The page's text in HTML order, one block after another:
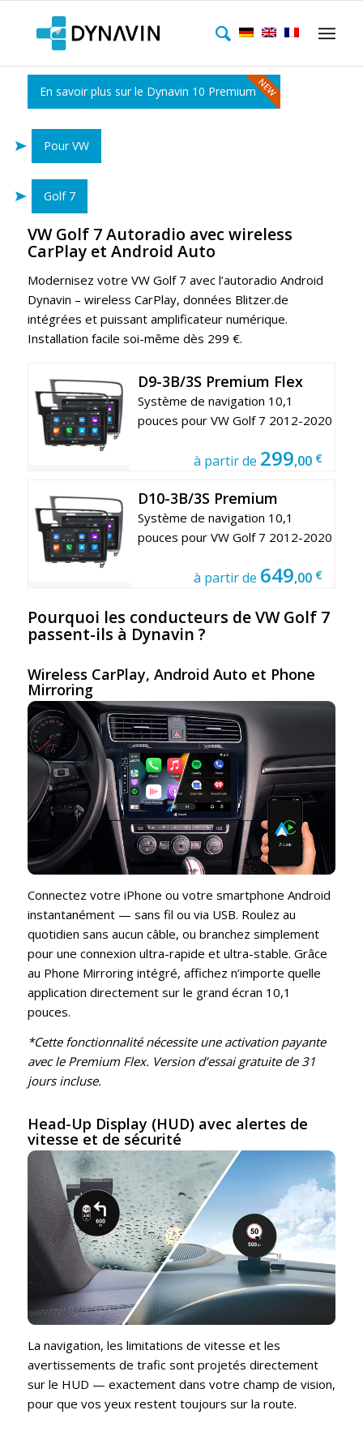
En savoir plus sur le Dynavin 10 Premium
Pour VW
Golf 7
VW Golf 7 Autoradio avec wireless
CarPlay et Android Auto
Modernisez votre VW Golf 7 avec l’autoradio Android
Dynavin – wireless CarPlay, données Blitzer.de
intégrées et puissant amplificateur numérique.
Installation facile soi-même dès 299 €.
D9-3B/3S Premium Flex
Système de navigation 10,1
pouces pour VW Golf 7 2012-2020
à partir de 299,00 €
D10-3B/3S Premium
Système de navigation 10,1
pouces pour VW Golf 7 2012-2020
à partir de 649,00 €
Pourquoi les conducteurs de VW Golf 7
passent-ils à Dynavin ?
Wireless CarPlay, Android Auto et Phone
Mirroring
Connectez votre iPhone ou votre smartphone Android
instantanément — sans fil ou via USB. Roulez au
quotidien sans aucun câble, ou branchez simplement
pour une connexion ultra-rapide et ultra-stable. Grâce
au Phone Mirroring intégré, affichez n’importe quelle
application directement sur le grand écran 10,1
pouces.
*Cette fonctionnalité nécessite une activation payante
avec le Premium Flex. Version d’essai gratuite de 31
jours incluse.
Head-Up Display (HUD) avec alertes de
vitesse et de sécurité
La navigation, les limitations de vitesse et les
avertissements de trafic sont projetés directement
sur le HUD — exactement dans votre champ de vision,
pour que vos yeux restent toujours sur la route.